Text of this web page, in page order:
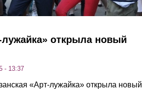
лужайка» открыла новый
- 13:37
«Арт-лужайка» открыла новый